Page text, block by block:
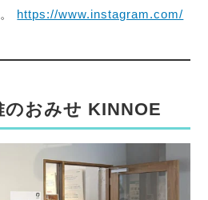
https://www.instagram.com/
のおみせ KINNOE